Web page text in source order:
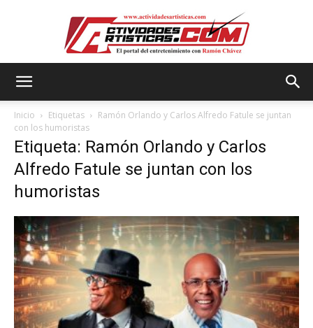
Inicio Etiquetas
Ramón Orlando y Carlos Alfredo Fatule se juntan
con los humoristas
Etiqueta: Ramón Orlando y Carlos
Alfredo Fatule se juntan con los
humoristas